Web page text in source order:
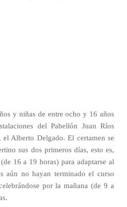
y niñas de entre ocho y 16 años
del Pabellón Juan Ríos
el Alberto Delgado. El certamen se
sus dos primeros días, esto es,
16 a 19 horas) para adaptarse al
aún no hayan terminado el curso
por la mañana (de 9 a